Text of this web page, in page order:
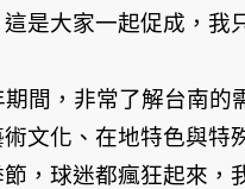
是大家一起促成，
間，非常了解台南的
文化、在地特色與特
，球迷都瘋狂起來，